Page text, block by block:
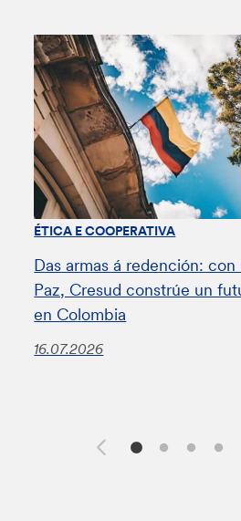
ÉTICA E COOPERATIVA
Das armas á redención: con
Paz, Cresud constrúe un
en Colombia
16.07.2026